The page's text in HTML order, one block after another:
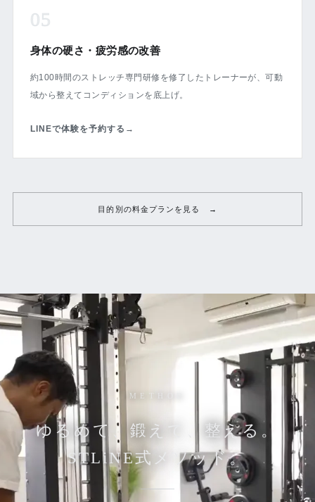
05
身体の硬さ・疲労感の改善
約100時間のストレッチ専門研修を修了したトレーナーが、可動
域から整えてコンディションを底上げ。
LINEで体験を予約する →
目的別の料金プランを見る
METHOD
ゆるめて、鍛えて、整える。
STLiNE式メソッド。